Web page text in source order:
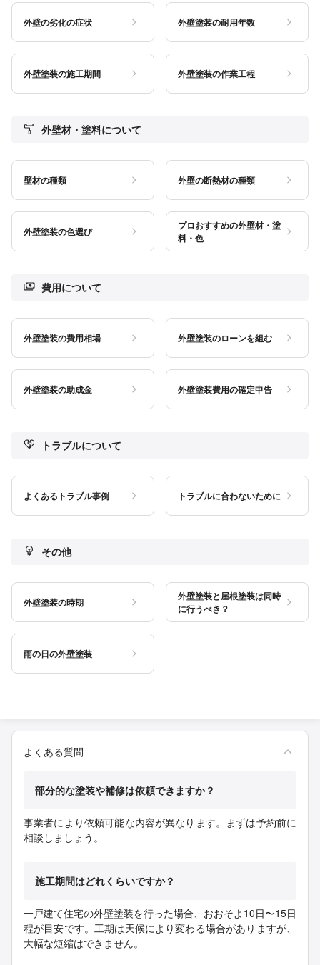
外壁の劣化の症状 外壁塗装の耐用年数
外壁塗装の施工期間 外壁塗装の作業工程
外壁材・塗料について
壁材の種類 外壁の断熱材の種類
外壁塗装の色選び
プロおすすめの外壁材・塗
料・色
費用について
外壁塗装の費用相場 外壁塗装のローンを組む
外壁塗装の助成金 外壁塗装費用の確定申告
トラブルについて
よくあるトラブル事例 トラブルに合わないために
その他
外壁塗装の時期
外壁塗装と屋根塗装は同時
に行うべき？
雨の日の外壁塗装
よくある質問
部分的な塗装や補修は依頼できますか？
事業者により依頼可能な内容が異なります。まずは予約前に
相談しましょう。
施工期間はどれくらいですか？
一戸建て住宅の外壁塗装を行った場合、おおそよ10日〜15日
程が目安です。工期は天候により変わる場合がありますが、
大幅な短縮はできません。